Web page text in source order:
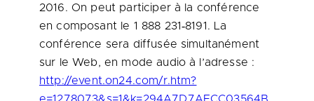
2016. On peut participer à la conférence
en composant le 1 888 231‑8191. La
conférence sera diffusée simultanément
sur le Web, en mode audio à l’adresse :
http://event.on24.com/r.htm?